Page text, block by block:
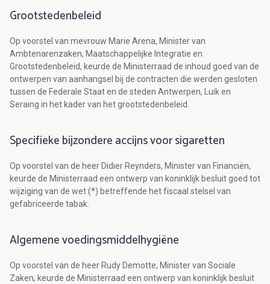
Grootstedenbeleid
Op voorstel van mevrouw Marie Arena, Minister van
Ambtenarenzaken, Maatschappelijke Integratie en
Grootstedenbeleid, keurde de Ministerraad de inhoud goed van de
ontwerpen van aanhangsel bij de contracten die werden gesloten
tussen de Federale Staat en de steden Antwerpen, Luik en
Seraing in het kader van het grootstedenbeleid.
Specifieke bijzondere accijns voor sigaretten
Op voorstel van de heer Didier Reynders, Minister van Financiën,
keurde de Ministerraad een ontwerp van koninklijk besluit goed tot
wijziging van de wet (*) betreffende het fiscaal stelsel van
gefabriceerde tabak.
Algemene voedingsmiddelhygiëne
Op voorstel van de heer Rudy Demotte, Minister van Sociale
Zaken, keurde de Ministerraad een ontwerp van koninklijk besluit